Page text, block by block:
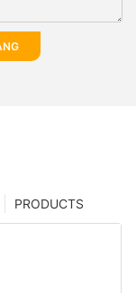
PRODUCTS